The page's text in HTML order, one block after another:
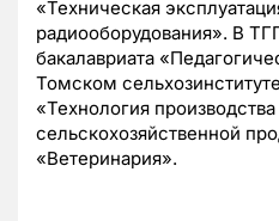
«Техническая
радиооборудования». В
бакалавриата
Томском
«Технология
сельскохозяйственной
«Ветеринария».